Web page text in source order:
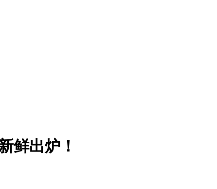
鲜出炉！